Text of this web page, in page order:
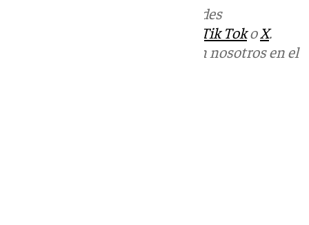
en las redes
Tik TokoX.
Puedes ponerte en contacto con nosotros en el